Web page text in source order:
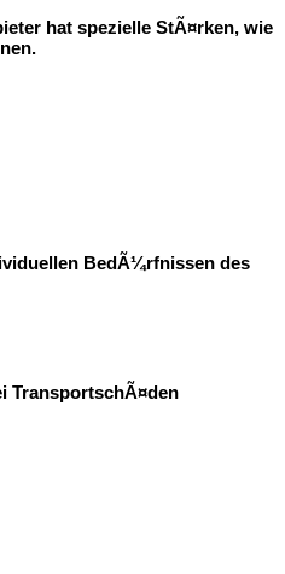
hat spezielle StÃ¤rken, wie
BedÃ¼rfnissen des
TransportschÃ¤den